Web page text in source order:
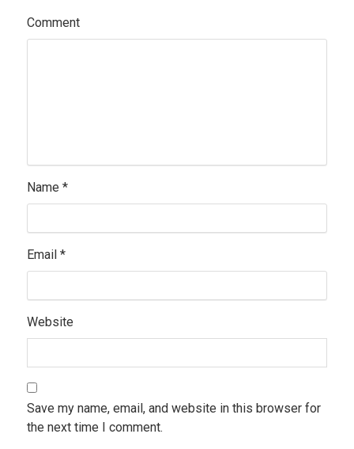
Comment
Name *
Email *
Website
Save my name, email, and website in this browser for
the next time I comment.